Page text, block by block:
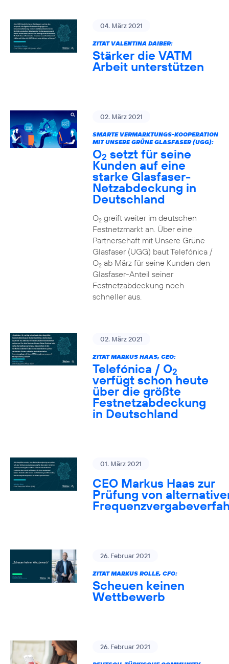
04. März 2021
ZITAT VALENTINA DAIBER:
Stärker die VATM
Arbeit unterstützen
02. März 2021
SMARTE VERMARKTUNGS-KOOPERATION
MIT UNSERE GRÜNE GLASFASER (UGG):
O2 setzt für seine
Kunden auf eine
starke Glasfaser-
Netzabdeckung in
Deutschland
O2greift weiter im deutschen
Festnetzmarkt an. Über eine
Partnerschaft mit Unsere Grüne
Glasfaser (UGG) baut Telefónica /
O2ab März für seine Kunden den
Glasfaser-Anteil seiner
Festnetzabdeckung noch
schneller aus.
02. März 2021
ZITAT MARKUS HAAS, CEO:
Telefónica / O2
verfügt schon heute
über die größte
Festnetzabdeckung
in Deutschland
01. März 2021
CEO Markus Haas zur
Prüfung von
26. Februar 2021
ZITAT MARKUS ROLLE, CFO:
Scheuen keinen
Wettbewerb
26. Februar 2021